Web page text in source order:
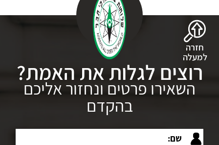
חזרה
למעלה
רוצים לגלות את האמת?
השאירו פרטים ונחזור אליכם
בהקדם
שם: